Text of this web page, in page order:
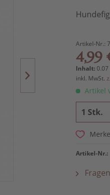
Artikel-Nr.:
4,99
Inhalt:0.07
inkl. MwSt.
Artikel
Artikel-Nr.: